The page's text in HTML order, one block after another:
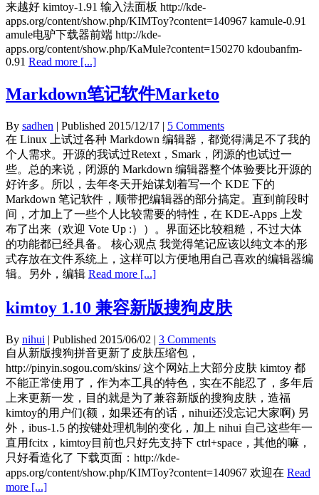
来越好 kimtoy-1.91 输入法面板 http://kde-
apps.org/content/show.php/KIMToy?content=140967 kamule-0.91
amule电驴下载器前端 http://kde-
apps.org/content/show.php/KaMule?content=150270 kdoubanfm-
0.91 Read more [...]
Markdown笔记软件Marketo
By sadhen | Published 2015/12/17 | 5 Comments
在 Linux 上试过各种 Markdown 编辑器，都觉得满足不了我的
个人需求。开源的我试过Retext，Smark，闭源的也试过一
些。总的来说，闭源的 Markdown 编辑器整个体验要比开源的
好许多。所以，去年冬天开始谋划着写一个 KDE 下的
Markdown 笔记软件，顺带把编辑器的部分搞定。直到前段时
间，才加上了一些个人比较需要的特性，在 KDE-Apps 上发
布了出来（欢迎 Vote Up :））。界面还比较粗糙，不过大体
的功能都已经具备。 核心观点 我觉得笔记应该以纯文本的形
式存放在文件系统上，这样可以方便地用自己喜欢的编辑器编
辑。另外，编辑 Read more [...]
kimtoy 1.10 兼容新版搜狗皮肤
By nihui | Published 2015/06/02 | 3 Comments
自从新版搜狗拼音更新了皮肤压缩包，
http://pinyin.sogou.com/skins/ 这个网站上大部分皮肤 kimtoy 都
不能正常使用了，作为本工具的特色，实在不能忍了，多年后
上来更新一发，目的就是为了兼容新版的搜狗皮肤，造福
kimtoy的用户们(额，如果还有的话，nihui还没忘记大家啊) 另
外，ibus-1.5 的按键处理机制的变化，加上 nihui 自己这些年一
直用fcitx，kimtoy目前也只好先支持下 ctrl+space，其他的嘛，
只好看造化了 下载页面：http://kde-
apps.org/content/show.php/KIMToy?content=140967 欢迎在 Read
more [...]